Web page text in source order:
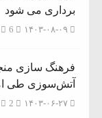
برداری می شود
۱۴۰۳-۰۸-۰۹
آتش‌سوزی طی
۱۴۰۳-۰۶-۲۷